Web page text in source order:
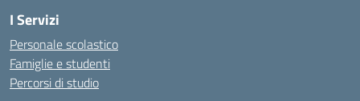
I Servizi
Personale scolastico
Famiglie e studenti
Percorsi di studio